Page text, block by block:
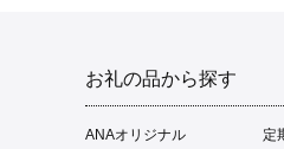
お礼の品から探す
ANAオリジナル 定